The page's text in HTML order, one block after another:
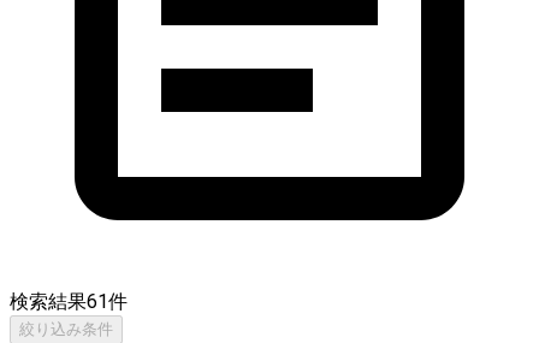
検索結果61件
絞り込み条件